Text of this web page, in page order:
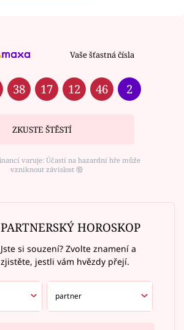
Vaše šťastná čísla
38 17 12 46 2
ZKUSTE ŠTĚSTÍ
varuje: Účastí na hazardní hře může
vzniknout závislost ⑱
PARTNERSKÝ HOROSKOP
Jste si souzení? Zvolte znamení a
zjistěte, jestli vám hvězdy přejí.